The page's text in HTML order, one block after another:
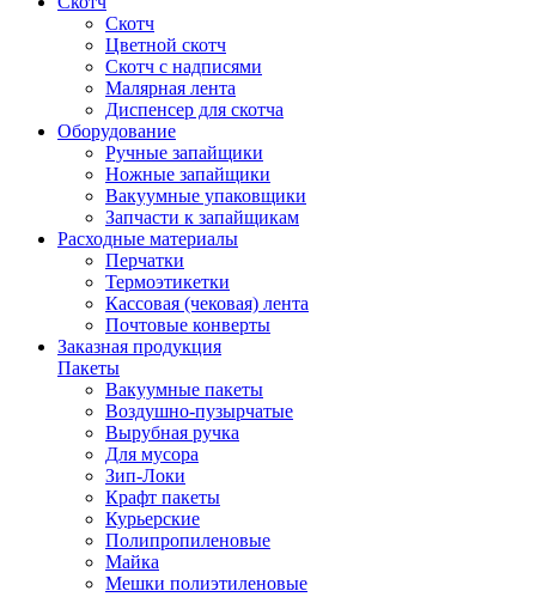
Скотч
Цветной скотч
Скотч с надписями
Малярная лента
Диспенсер для скотча
Оборудование
Ручные запайщики
Ножные запайщики
Вакуумные упаковщики
Запчасти к запайщикам
Расходные материалы
Перчатки
Термоэтикетки
Кассовая (чековая) лента
Почтовые конверты
Заказная продукция
Пакеты
Вакуумные пакеты
Воздушно-пузырчатые
Вырубная ручка
Для мусора
Зип-Локи
Крафт пакеты
Курьерские
Полипропиленовые
Майка
Мешки полиэтиленовые